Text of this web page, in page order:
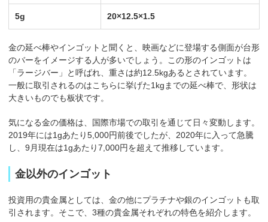
5g 20×12.5×1.5
金の延べ棒やインゴットと聞くと、映画などに登場する側面が台形
のバーをイメージする人が多いでしょう。この形のインゴットは
「ラージバー」と呼ばれ、重さは約12.5kgあるとされています。
一般に取引されるのはこちらに挙げた1kgまでの延べ棒で、形状は
大きいものでも板状です。
気になる金の価格は、国際市場での取引を通じて日々変動します。
2019年には1gあたり5,000円前後でしたが、2020年に入って急騰
し、9月現在は1gあたり7,000円を超えて推移しています。
金以外のインゴット
投資用の貴金属としては、金の他にプラチナや銀のインゴットも取
引されます。そこで、3種の貴金属それぞれの特色を紹介します。